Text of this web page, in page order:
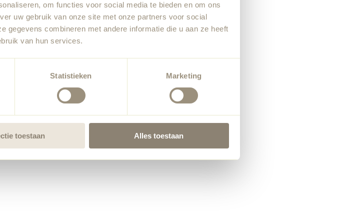
om functies voor social media te bieden en om ons
uw gebruik van onze site met onze partners voor social
gegevens combineren met andere informatie die u aan ze heeft
van hun services.
Statistieken Marketing
toestaan Alles toestaan